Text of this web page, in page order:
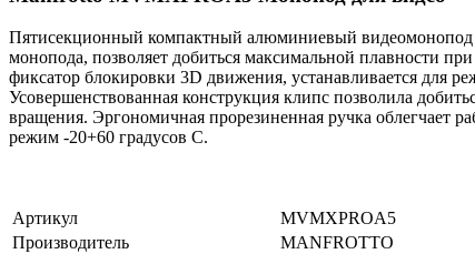
Пятисекционный компактный алюминиевый видеомонопод
монопода, позволяет добиться максимальной плавности
фиксатор блокировки 3D движения, устанавливается
Усовершенствованная конструкция клипс позволила
вращения. Эргономичная прорезиненная ручка облегчает
режим -20+60 градусов С.
Артикул
MVMXPROA5
Производитель
MANFROTTO